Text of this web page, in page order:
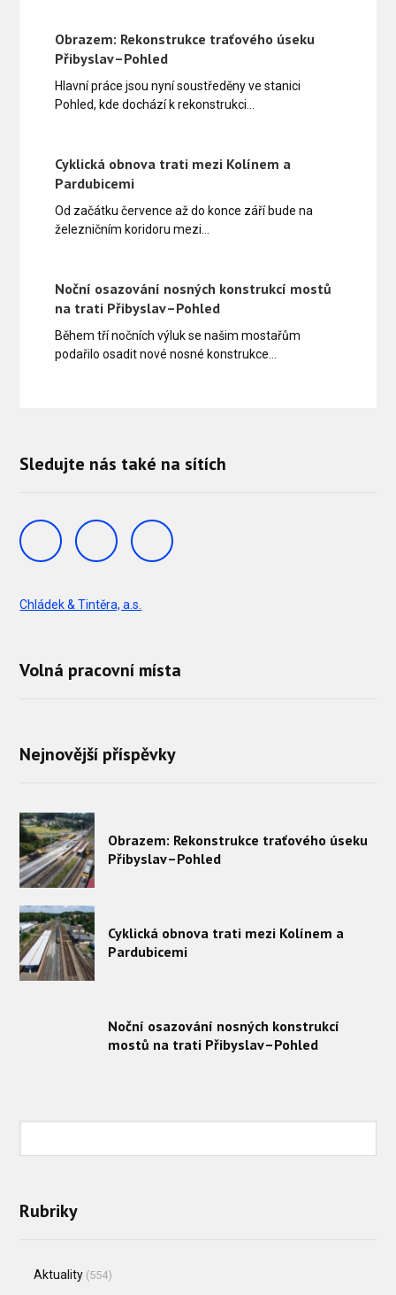
Obrazem: Rekonstrukce traťového úseku
Přibyslav–Pohled
Hlavní práce jsou nyní soustředěny ve stanici
Pohled, kde dochází k rekonstrukci…
Cyklická obnova trati mezi Kolínem a
Pardubicemi
Od začátku července až do konce září bude na
železničním koridoru mezi…
Noční osazování nosných konstrukcí mostů
na trati Přibyslav–Pohled
Během tří nočních výluk se našim mostařům
podařilo osadit nové nosné konstrukce…
Sledujte nás také na sítích
Chládek & Tintěra, a.s.
Volná pracovní místa
Nejnovější příspěvky
Obrazem: Rekonstrukce traťového úseku
Přibyslav–Pohled
Cyklická obnova trati mezi Kolínem a
Pardubicemi
Noční osazování nosných konstrukcí
mostů na trati Přibyslav–Pohled
Rubriky
Aktuality (554)